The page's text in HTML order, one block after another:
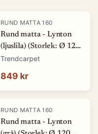
RUND MATTA 160
Rund matta - Lynton
(ljuslila) (Storlek: Ø 120
cm)
Trendcarpet
849 kr
RUND MATTA 160
Rund matta - Lynton